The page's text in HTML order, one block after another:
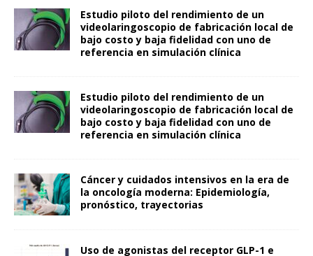
Estudio piloto del rendimiento de un
videolaringoscopio de fabricación local de
bajo costo y baja fidelidad con uno de
referencia en simulación clínica
Estudio piloto del rendimiento de un
videolaringoscopio de fabricación local de
bajo costo y baja fidelidad con uno de
referencia en simulación clínica
Cáncer y cuidados intensivos en la era de
la oncología moderna: Epidemiología,
pronóstico, trayectorias
Uso de agonistas del receptor GLP-1 e